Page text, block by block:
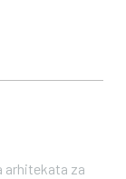
arhitekata za